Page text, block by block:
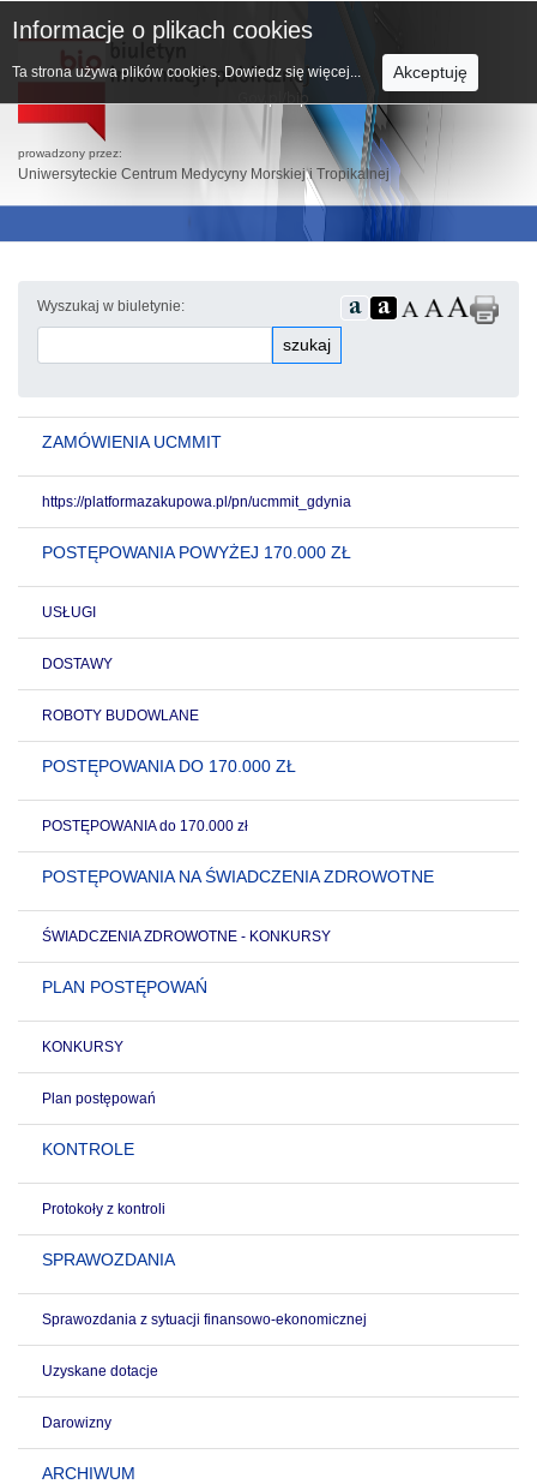
prowadzony przez:
Uniwersyteckie Centrum Medycyny Morskiej i Tropikalnej
Wyszukaj w biuletynie:
szukaj
ZAMÓWIENIA UCMMIT
https://platformazakupowa.pl/pn/ucmmit_gdynia
POSTĘPOWANIA POWYŻEJ 170.000 ZŁ
USŁUGI
DOSTAWY
ROBOTY BUDOWLANE
POSTĘPOWANIA DO 170.000 ZŁ
POSTĘPOWANIA do 170.000 zł
POSTĘPOWANIA NA ŚWIADCZENIA ZDROWOTNE
ŚWIADCZENIA ZDROWOTNE - KONKURSY
PLAN POSTĘPOWAŃ
KONKURSY
Plan postępowań
KONTROLE
Protokoły z kontroli
SPRAWOZDANIA
Sprawozdania z sytuacji finansowo-ekonomicznej
Uzyskane dotacje
Darowizny
ARCHIWUM
Informacje o plikach cookies
Ta strona używa plików cookies. Dowiedz się więcej... Akceptuję